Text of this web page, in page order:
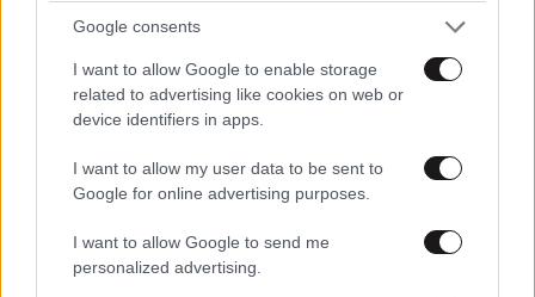
Google consents
I want to allow Google to enable storage
related to advertising like cookies on web or
device identifiers in apps.
I want to allow my user data to be sent to
Google for online advertising purposes.
I want to allow Google to send me
personalized advertising.
ΑΘΛΗΤΙΚΑ07·08·2026 21:30
Ακυρώνει δύο συμβόλαια ο Λαρεντζάκης και